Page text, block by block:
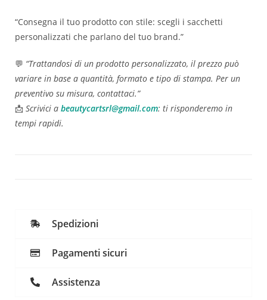
“Consegna il tuo prodotto con stile: scegli i sacchetti
personalizzati che parlano del tuo brand.”
💬 “Trattandosi di un prodotto personalizzato, il prezzo può
variare in base a quantità, formato e tipo di stampa. Per un
preventivo su misura, contattaci.”
📩 Scrivici a beautycartsrl@gmail.com: ti risponderemo in
tempi rapidi.
Spedizioni
Pagamenti sicuri
Assistenza